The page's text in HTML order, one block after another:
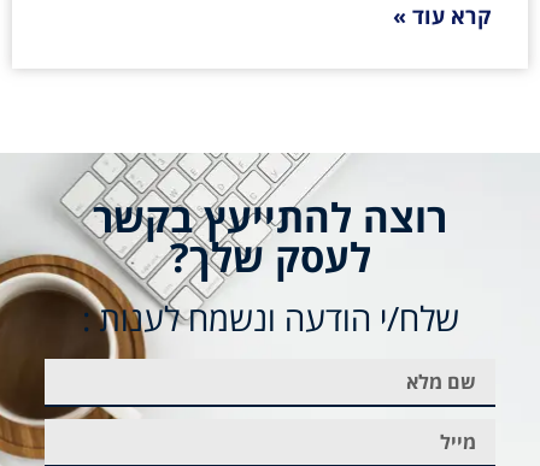
קרא עוד »
רוצה להתייעץ בקשר
לעסק שלך?
שלח/י הודעה ונשמח לענות :